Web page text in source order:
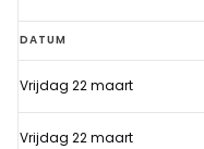
Zet
jouw
wekker
extra
DATUM
Vrijdag 22 maart
Vrijdag 22 maart